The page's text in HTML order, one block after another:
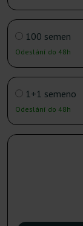
100 semen
Odeslání do 48h
1+1 semeno
Odeslání do 48h